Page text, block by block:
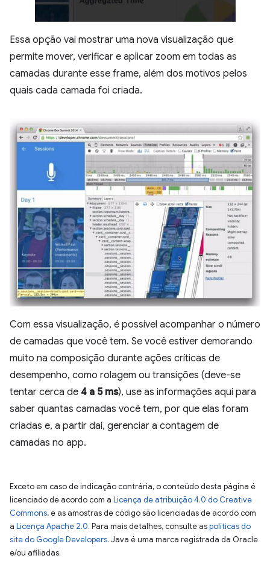
Essa opção vai mostrar uma nova visualização que
permite mover, verificar e aplicar zoom em todas as
camadas durante esse frame, além dos motivos pelos
quais cada camada foi criada.
Com essa visualização, é possível acompanhar o número
de camadas que você tem. Se você estiver demorando
muito na composição durante ações críticas de
desempenho, como rolagem ou transições (deve-se
tentar cerca de 4 a 5 ms), use as informações aqui para
saber quantas camadas você tem, por que elas foram
criadas e, a partir daí, gerenciar a contagem de
camadas no app.
Exceto em caso de indicação contrária, o conteúdo desta página é
licenciado de acordo com a Licença de atribuição 4.0 do Creative
Commons, e as amostras de código são licenciadas de acordo com
a Licença Apache 2.0. Para mais detalhes, consulte aspolíticas do
site do Google Developers. Java é uma marca registrada da Oracle
e/ou afiliadas.